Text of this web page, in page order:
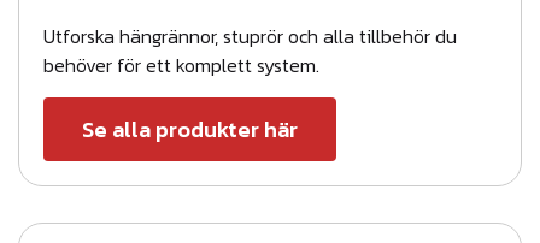
Utforska hängrännor, stuprör och alla tillbehör du
behöver för ett komplett system.
Se alla produkter här